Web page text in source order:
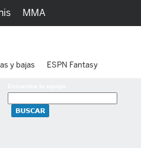
MMA
y bajas ESPN Fantasy